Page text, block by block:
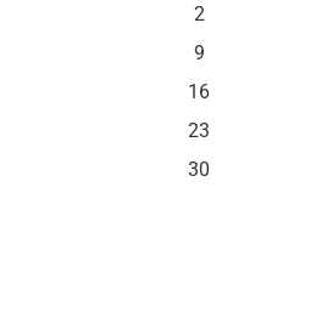
2
9
16
23
30